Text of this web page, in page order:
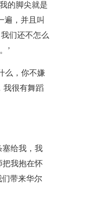
的脚尖就是
遍，并且叫
们还不怎么
’
么，你不嫌
我很有舞蹈
塞给我，我
把我抱在怀
们带来华尔